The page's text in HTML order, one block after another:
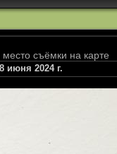
съёмки на карте
июня 2024 г.